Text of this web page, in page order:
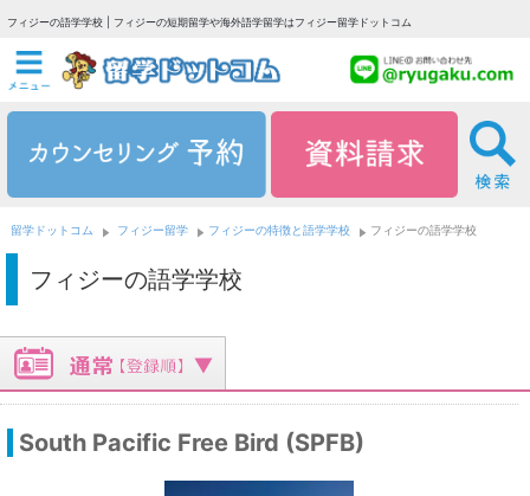
フィジーの語学学校 | フィジーの短期留学や海外語学留学はフィジー留学ドットコム
留学ドットコム フィジー留学 フィジーの特徴と語学学校 フィジーの語学学校
フィジーの語学学校
South Pacific Free Bird (SPFB)